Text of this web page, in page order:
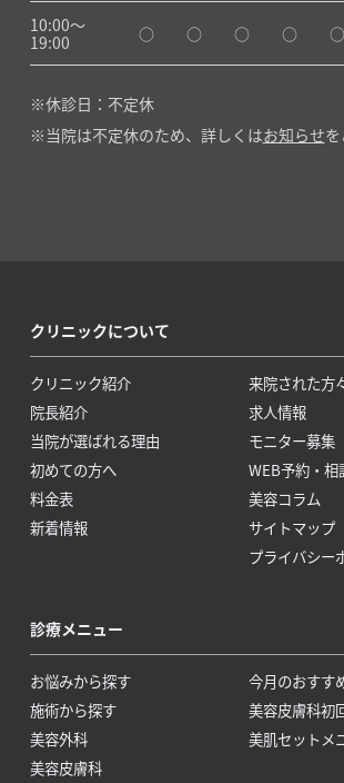
10:00〜
19:00
○ ○ ○ ○ ○
休診日：不定休
当院は不定休のため、詳しくはお知らせ
クリニックについて
クリニック紹介
院長紹介
当院が選ばれる理由
初めての方へ
料金表
新着情報
来院された方
求人情報
モニター募集
WEB予約・相
美容コラム
サイトマップ
プライバシー
診療メニュー
お悩みから探す
施術から探す
美容外科
美容皮膚科
今月のおすす
美容皮膚科初
美肌セットメ